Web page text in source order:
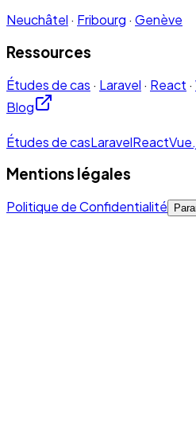
Neuchâtel · Fribourg · Genève
Ressources
Études de cas · Laravel · React ·
Blog
Études de casLaravelReact
Mentions légales
Politique de Confidentialité